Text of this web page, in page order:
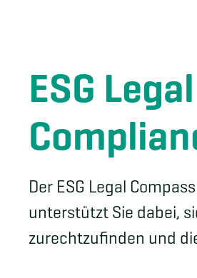
ESG
Der ESG Legal
unterstützt Sie dabei,
zurechtzufinden und